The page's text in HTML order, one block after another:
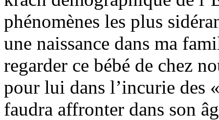
phénomènes les plus
une naissance dans ma
regarder ce bébé de chez
pour lui dans l’incurie des
faudra affronter dans son